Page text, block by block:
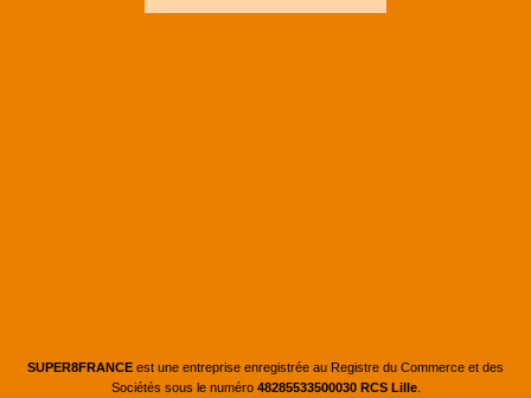
SUPER8FRANCE est une entreprise enregistrée au Registre du Commerce et des
Sociétés sous le numéro 48285533500030 RCS Lille.